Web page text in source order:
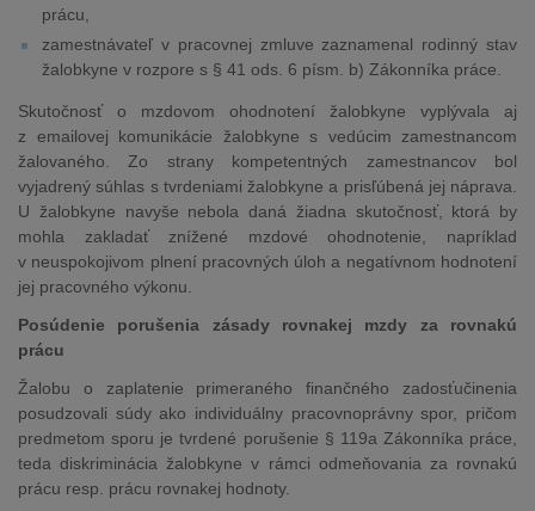
prácu,
zamestnávateľ v pracovnej zmluve zaznamenal rodinný stav
žalobkyne v rozpore s § 41 ods. 6 písm. b) Zákonníka práce.
Skutočnosť o mzdovom ohodnotení žalobkyne vyplývala aj
z emailovej komunikácie žalobkyne s vedúcim zamestnancom
žalovaného. Zo strany kompetentných zamestnancov bol
vyjadrený súhlas s tvrdeniami žalobkyne a prisľúbená jej náprava.
U žalobkyne navyše nebola daná žiadna skutočnosť, ktorá by
mohla zakladať znížené mzdové ohodnotenie, napríklad
v neuspokojivom plnení pracovných úloh a negatívnom hodnotení
jej pracovného výkonu.
Posúdenie porušenia zásady rovnakej mzdy za rovnakú
prácu
Žalobu o zaplatenie primeraného finančného zadosťučinenia
posudzovali súdy ako individuálny pracovnoprávny spor, pričom
predmetom sporu je tvrdené porušenie § 119a Zákonníka práce,
teda diskriminácia žalobkyne v rámci odmeňovania za rovnakú
prácu resp. prácu rovnakej hodnoty.